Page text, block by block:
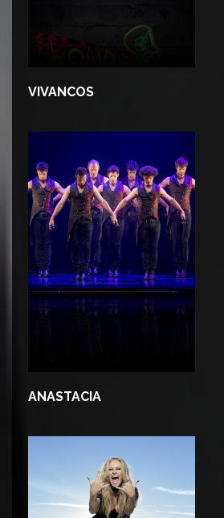
VIVANCOS
ANASTACIA